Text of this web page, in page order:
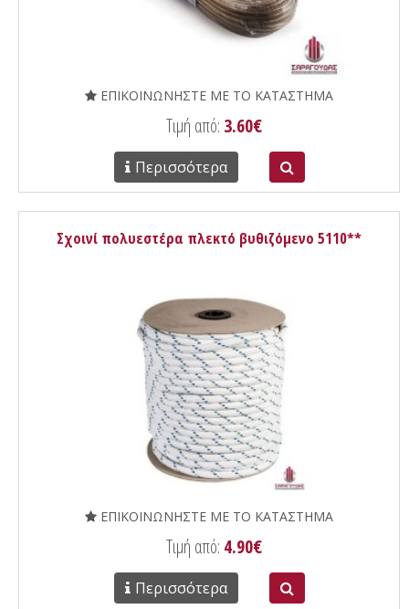
ΕΠΙΚΟΙΝΩΝΗΣΤΕ ΜΕ ΤΟ ΚΑΤΑΣΤΗΜΑ
Τιμή από: 3.60€
Περισσότερα
Σχοινί πολυεστέρα πλεκτό βυθιζόμενο 5110**
ΕΠΙΚΟΙΝΩΝΗΣΤΕ ΜΕ ΤΟ ΚΑΤΑΣΤΗΜΑ
Τιμή από: 4.90€
Περισσότερα